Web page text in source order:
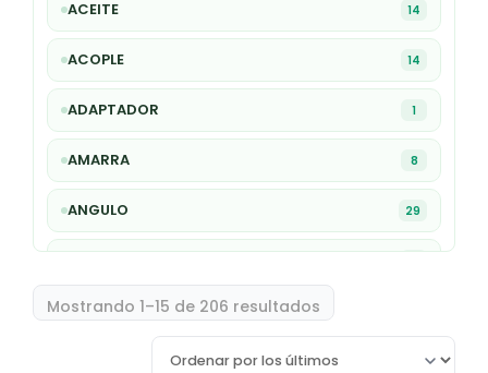
ACEITE 14
ACOPLE 14
ADAPTADOR 1
AMARRA 8
ANGULO 29
ARCO
AVELLANADOR
Mostrando 1–15 de 206 resultados